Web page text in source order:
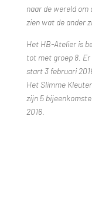
naar de wereld om
zien wat de ander
Het HB-Atelier is
tot met groep 8. Er
start 3 februari
Het Slimme
zijn 5
2016.